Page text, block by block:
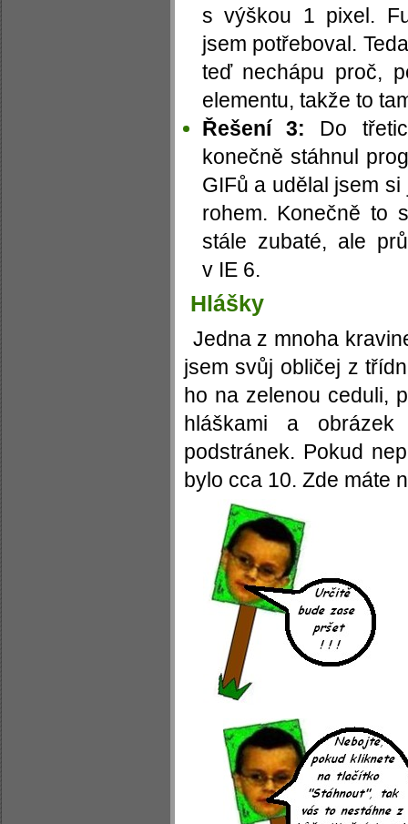
s výškou 1 pixel.
jsem potřeboval.
teď nechápu proč,
elementu, takže to
Řešení 3: Do
konečně stáhnul
GIFů a udělal jsem
rohem. Konečně to
stále zubaté, ale
v IE 6.
Hlášky
Jedna z mnoha
jsem svůj obličej z
ho na zelenou ceduli,
hláškami a
podstránek. Pokud
bylo cca 10. Zde máte